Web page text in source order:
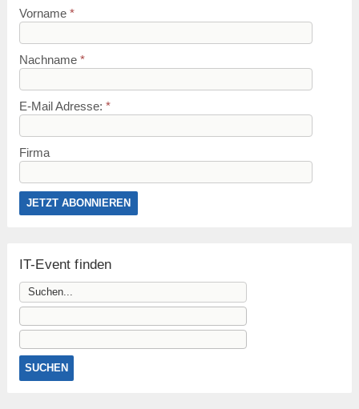
Vorname *
Nachname *
E-Mail Adresse: *
Firma
IT-Event finden